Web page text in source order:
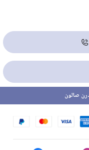
صالون